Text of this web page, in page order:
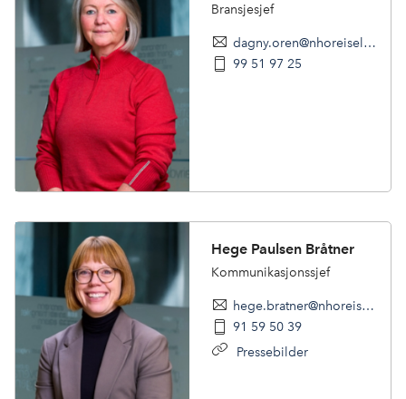
Bransjesjef
dagny.oren@nhoreiseliv.no
99 51 97 25
Hege Paulsen Bråtner
Kommunikasjonssjef
hege.bratner@nhoreiseliv.no
91 59 50 39
Pressebilder